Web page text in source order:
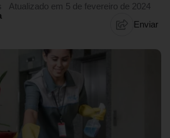
Atualizado em 5 de fevereiro de 2024
Enviar